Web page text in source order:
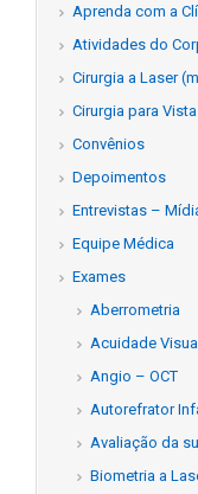
Aprenda com a
Atividades do
Cirurgia a Laser
Cirurgia para
Convênios
Depoimentos
Entrevistas –
Equipe Médica
Exames
Aberrometria
Acuidade
Angio – OCT
Autorefrator
Avaliação da
Biometria a